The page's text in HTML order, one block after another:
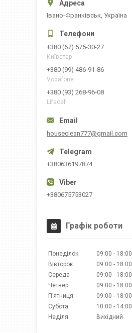
4823093503427
Івано-Франківськ, Україна
+380 (67) 575-30-27
Київстар
+380 (99) 486-91-86
Vodafone
+380 (93) 268-96-08
Lifecell
houseclean777@gmail.com
+380636197874
+380675753027
Графік роботи
Понеділок 09:00
18:00
Вівторок
09:00
18:00
Середа
09:00
18:00
Четвер
09:00
18:00
Пʼятниця
09:00
18:00
Субота
10:00
14:00
Неділя
Вихідний